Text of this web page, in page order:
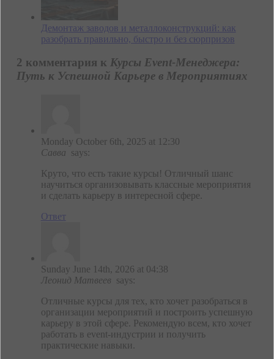
Демонтаж заводов и металлоконструкций: как
разобрать правильно, быстро и без сюрпризов
2 комментария к Курсы Event-Менеджера:
Путь к Успешной Карьере в Мероприятиях
Monday October 6th, 2025 at 12:30
Савва says:
Круто, что есть такие курсы! Отличный шанс
научиться организовывать классные мероприятия
и сделать карьеру в интересной сфере.
Ответ
Sunday June 14th, 2026 at 04:38
Леонид Матвеев says:
Отличные курсы для тех, кто хочет разобраться в
организации мероприятий и построить успешную
карьеру в этой сфере. Рекомендую всем, кто хочет
работать в event-индустрии и получить
практические навыки.